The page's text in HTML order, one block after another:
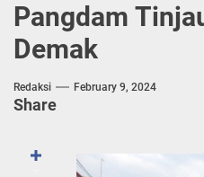
Pangdam
Demak
Redaksi February 9, 2024
Share